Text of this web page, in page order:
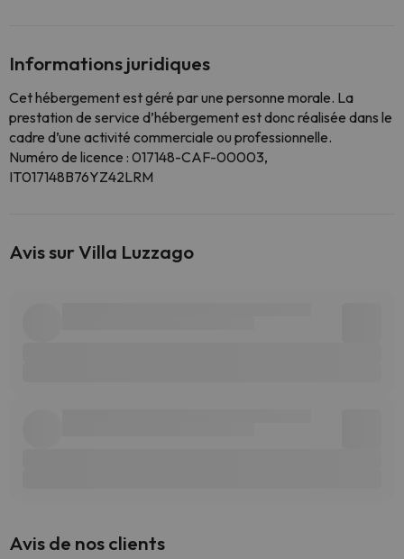
Informations juridiques
Cet hébergement est géré par une personne morale. La
prestation de service d’hébergement est donc réalisée dans le
cadre d’une activité commerciale ou professionnelle.
Numéro de licence : 017148-CAF-00003,
IT017148B76YZ42LRM
Avis sur Villa Luzzago
Avis de nos clients